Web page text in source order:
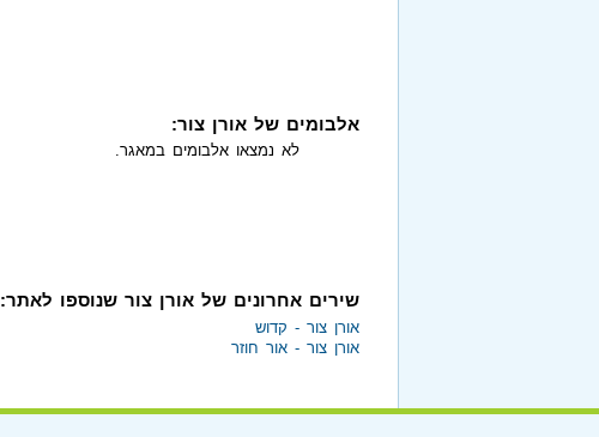
אלבומים של אורן צור:
לא נמצאו אלבומים במאגר.
שירים אחרונים של אורן צור שנוספו לאתר:
אורן צור - קדוש
אורן צור - אור חוזר